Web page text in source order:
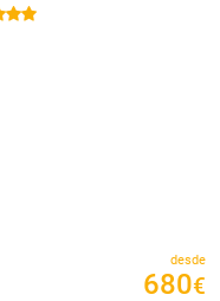
desde
680€